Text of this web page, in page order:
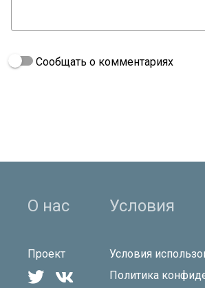
Сообщать о комментариях
О нас
Проект
 
Условия
Условия
Политика